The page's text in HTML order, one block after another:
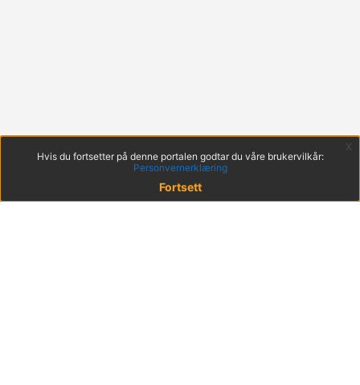
Hvis du fortsetter på denne portalen godtar du våre brukervilkår:
Personvernerklæring
Fortsett
x